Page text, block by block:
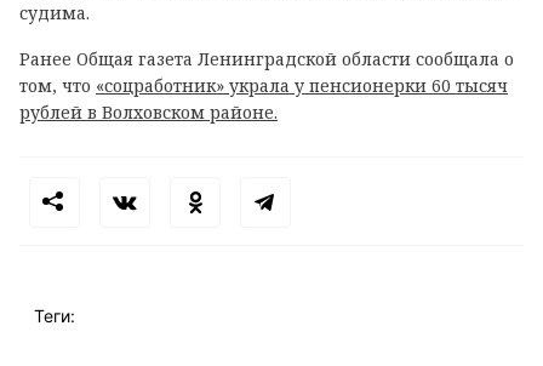
судима.
Ранее Общая газета Ленинградской области сообщала о
том, что «соцработник» украла у пенсионерки 60 тысяч
рублей в Волховском районе.
Теги: